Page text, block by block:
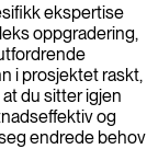
ekspertise
oppgradering,
i prosjektet raskt,
du sitter igjen
og
endrede behov